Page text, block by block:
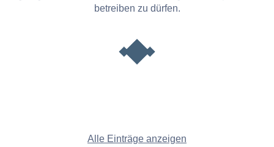
betreiben zu dürfen.
Alle Einträge anzeigen